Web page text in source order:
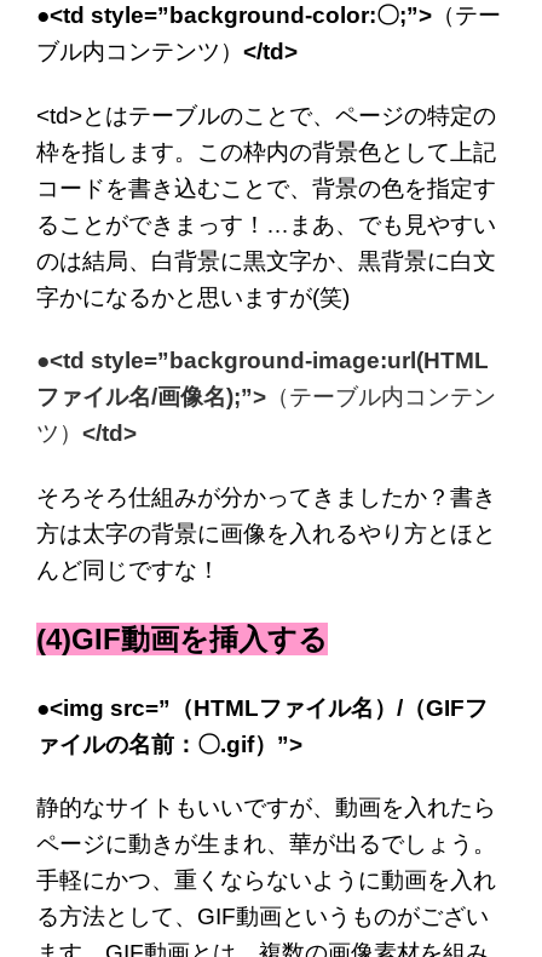
●<td style=”background-color:〇;”> （テー
ブル内コンテンツ） </td>
<td>とはテーブルのことで、ページの特定の
枠を指します。この枠内の背景色として上記
コードを書き込むことで、背景の色を指定す
ることができまっす！…まあ、でも見やすい
のは結局、白背景に黒文字か、黒背景に白文
字かになるかと思いますが(笑)
●<td style=”background-image:url(HTML
ファイル名/画像名);”> （テーブル内コンテン
ツ） </td>
そろそろ仕組みが分かってきましたか？書き
方は太字の背景に画像を入れるやり方とほと
んど同じですな！
(4)GIF動画を挿入する
●<img src=”（HTMLファイル名）/（GIFフ
ァイルの名前：〇.gif）”>
静的なサイトもいいですが、動画を入れたら
ページに動きが生まれ、華が出るでしょう。
手軽にかつ、重くならないように動画を入れ
る方法として、GIF動画というものがござい